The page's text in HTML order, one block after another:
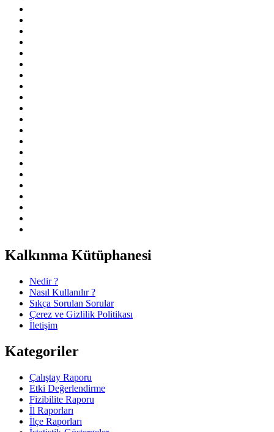
Kalkınma Kütüphanesi
Nedir ?
Nasıl Kullanılır ?
Sıkça Sorulan Sorular
Çerez ve Gizlilik Politikası
İletişim
Kategoriler
Çalıştay Raporu
Etki Değerlendirme
Fizibilite Raporu
İl Raporları
İlçe Raporları